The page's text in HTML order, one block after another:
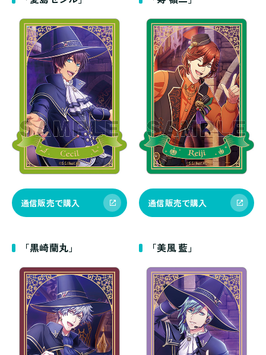
通信販売で購入 通信販売で購入
「黒崎蘭丸」 「美風 藍」